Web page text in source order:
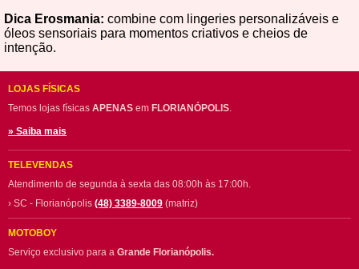
Dica Erosmania: combine com lingeries personalizáveis e
óleos sensoriais para momentos criativos e cheios de
intenção.
LOJAS FÍSICAS
Temos lojas físicas APENAS em FLORIANÓPOLIS.
» Saiba mais
TELEVENDAS
Atendimento de segunda à sexta das 08:00h às 17:00h.
› SC - Florianópolis (48) 3389-8009 (matriz)
MOTOBOY
Serviço exclusivo para a Grande Florianópolis.